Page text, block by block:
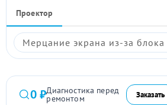
Проектор
Мерцание экрана из-за блока
0 ₽Диагностика перед
ремонтом Заказать